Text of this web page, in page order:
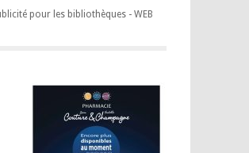
pour les bibliothèques - WEB